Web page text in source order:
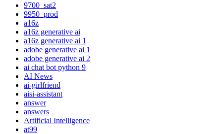
9700_sat2
9950_prod
a16z
a16z generative ai
a16z generative ai 1
adobe generative ai 1
adobe generative ai 2
ai chat bot python 9
AI News
ai-girlfriend
aisi-assistant
answer
answers
Artificial Intelligence
at99